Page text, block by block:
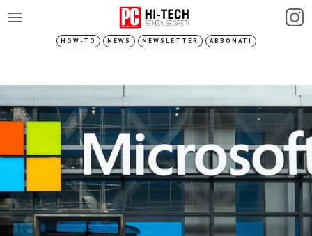
HOW-TO NEWS NEWSLETTER ABBONATI